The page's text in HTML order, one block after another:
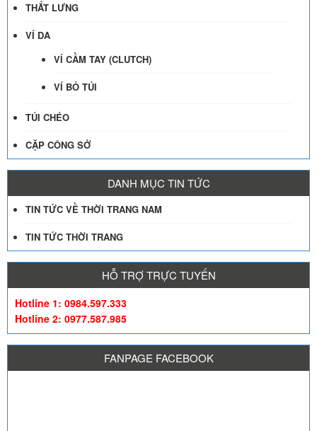
THẮT LƯNG
VÍ DA
VÍ CẦM TAY (CLUTCH)
VÍ BỎ TÚI
TÚI CHÉO
CẶP CÔNG SỞ
DANH MỤC TIN TỨC
TIN TỨC VỀ THỜI TRANG NAM
TIN TỨC THỜI TRANG
HỖ TRỢ TRỰC TUYẾN
Hotline 1: 0984.597.333
Hotline 2: 0977.587.985
FANPAGE FACEBOOK